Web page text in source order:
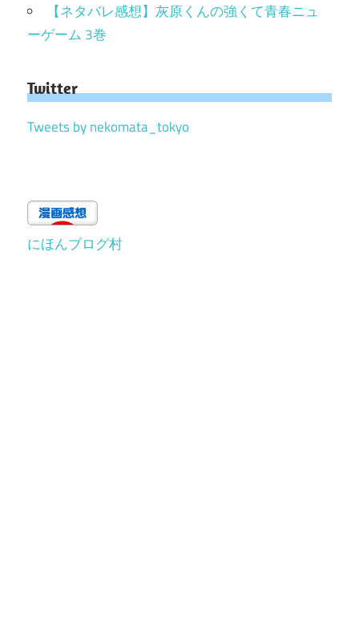
【ネタバレ感想】灰原くんの強くて青春ニュ
ーゲーム 3巻
Twitter
Tweets by nekomata_tokyo
にほんブログ村